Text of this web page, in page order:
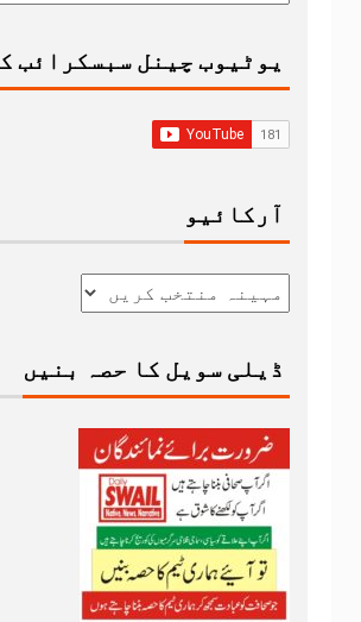
یوٹیوب چینل سبسکرائب
آرکائیو
ڈیلی سویل کا حصہ بنیں